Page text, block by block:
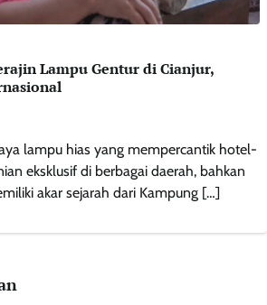
Lampu Gentur di Cianjur,
lampu hias yang mempercantik hotel-
eksklusif di berbagai daerah, bahkan
akar sejarah dari Kampung […]